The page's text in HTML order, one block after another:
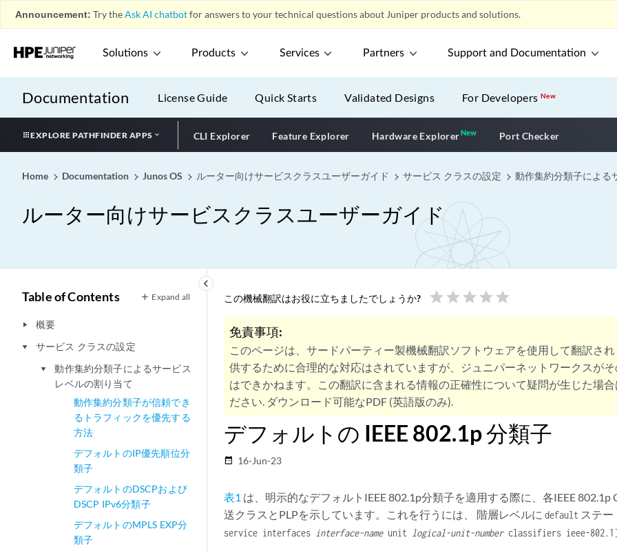
Announcement: Try theAsk AI chatbotfor answers to your technical questions about Juniper products and solutions.
Solutions Products Services Partners Support and Documentation
Documentation License Guide Quick Starts Validated Designs For DevelopersNew
EXPLORE PATHFINDER APPS CLI Explorer Feature Explorer Hardware ExplorerNewNew application
Port Checker
Home Documentation Junos OS ルーター向けサービスクラスユーザーガイド サービス クラスの設定 動作集約分類子による
ルーター向けサービスクラスユーザーガイド
keyboard_arrow_left
Table of Contents Expand all
play_arrow 概要
play_arrow サービス クラスの設定
play_arrow
動作集約分類子によるサービス
レベルの割り当て
動作集約分類子が信頼でき
るトラフィックを優先する
方法
デフォルトのIP優先順位分
類子
デフォルトのDSCPおよび
DSCP IPv6分類子
デフォルトのMPLS EXP分
類子
この機械翻訳はお役に立ちましたでしょうか? star star star star star
免責事項:
このページは、サードパーティー製機械翻訳ソフトウェアを使用して翻訳さ
供するために合理的な対応はされていますが、ジュニパーネットワークスが
はできかねます。この翻訳に含まれる情報の正確性について疑問が生じた場合
ださい. ダウンロード可能なPDF (英語版のみ).
デフォルトの IEEE 802.1p 分類子
date_range 16-Jun-23
表1 は、明示的なデフォルトIEEE 802.1p分類子を適用する際に、各IEEE 802.1p
送クラスとPLPを示しています。これを行うには、 階層レベルに default ステー
service interfaces interface-nameunit logical-unit-numberclassifiers ieee-